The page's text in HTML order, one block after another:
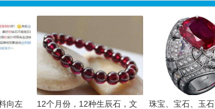
向左
12个月份，12种生辰石，文
珠宝、宝石、玉石